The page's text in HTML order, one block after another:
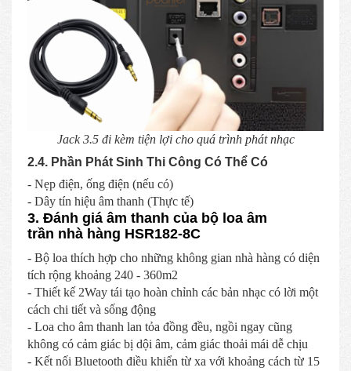
Jack 3.5 đi kèm tiện lợi cho quá trình phát nhạc
2.4. Phần Phát Sinh Thi Công Có Thể Có
- Nẹp điện, ống điện (nếu có)
- Dây tín hiệu âm thanh (Thực tế)
3. Đánh giá âm thanh của bộ loa âm
trần nhà hàng HSR182-8C
- Bộ loa thích hợp cho những không gian nhà hàng có diện
tích rộng khoảng 240 - 360m2
- Thiết kế 2Way tái tạo hoàn chỉnh các bản nhạc có lời một
cách chi tiết và sống động
- Loa cho âm thanh lan tỏa đồng đều, ngồi ngay cũng
không có cảm giác bị dội âm, cảm giác thoải mái dễ chịu
- Kết nối Bluetooth điều khiển từ xa với khoảng cách từ 15